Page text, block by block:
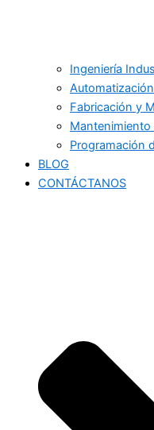
Ingeniería
Fabricación y
Programación
BLOG
CONTÁCTANOS